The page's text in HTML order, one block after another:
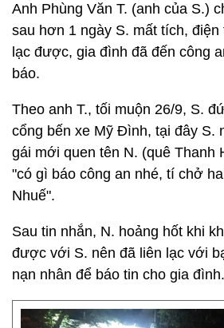
Anh Phùng Văn T. (anh của S.)
sau hơn 1 ngày S. mất tích, điện
lạc được, gia đình đã đến công
báo.
Theo anh T., tối muộn 26/9, S.
cổng bến xe Mỹ Đình, tại đây S.
gái mới quen tên N. (quê Thanh
"có gì báo công an nhé, tí chở
Nhuế".
Sau tin nhắn, N. hoảng hốt khi
được với S. nên đã liên lạc với
nạn nhân để báo tin cho gia đình.